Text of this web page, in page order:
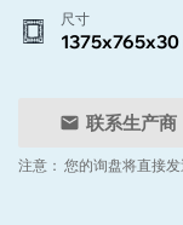
尺寸
1375x765x30
联系生产商
注意： 您的询盘将直接发